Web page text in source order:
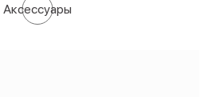
Аксессуары